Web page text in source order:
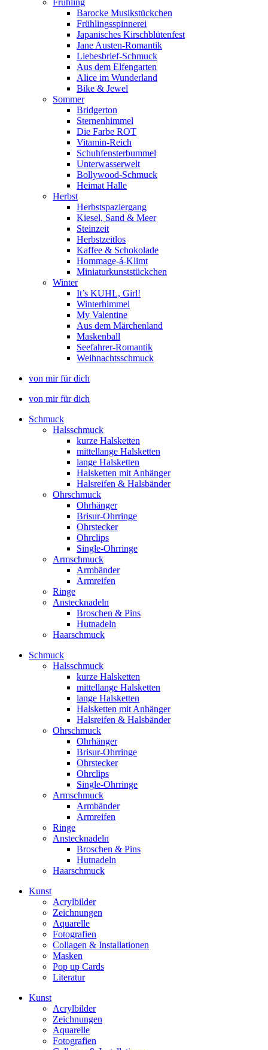
Frühling
Barocke Musikstückchen
Frühlingsspinnerei
Japanisches Kirschblütenfest
Jane Austen-Romantik
Liebesbrief-Schmuck
Aus dem Elfengarten
Alice im Wunderland
Bike & Jewel
Sommer
Bridgerton
Sternenhimmel
Die Farbe ROT
Vitamin-Reich
Schuhfensterbummel
Unterwasserwelt
Bollywood-Schmuck
Heimat Halle
Herbst
Herbstspaziergang
Kiesel, Sand & Meer
Steinzeit
Herbstzeitlos
Kaffee & Schokolade
Hommage-á-Klimt
Miniaturkunststückchen
Winter
It’s KUHL, Girl!
Winterhimmel
My Valentine
Aus dem Märchenland
Maskenball
Seefahrer-Romantik
Weihnachtsschmuck
von mir für dich
von mir für dich
Schmuck
Halsschmuck
kurze Halsketten
mittellange Halsketten
lange Halsketten
Halsketten mit Anhänger
Halsreifen & Halsbänder
Ohrschmuck
Ohrhänger
Brisur-Ohrringe
Ohrstecker
Ohrclips
Single-Ohrringe
Armschmuck
Armbänder
Armreifen
Ringe
Anstecknadeln
Broschen & Pins
Hutnadeln
Haarschmuck
Schmuck
Halsschmuck
kurze Halsketten
mittellange Halsketten
lange Halsketten
Halsketten mit Anhänger
Halsreifen & Halsbänder
Ohrschmuck
Ohrhänger
Brisur-Ohrringe
Ohrstecker
Ohrclips
Single-Ohrringe
Armschmuck
Armbänder
Armreifen
Ringe
Anstecknadeln
Broschen & Pins
Hutnadeln
Haarschmuck
Kunst
Acrylbilder
Zeichnungen
Aquarelle
Fotografien
Collagen & Installationen
Masken
Pop up Cards
Literatur
Kunst
Acrylbilder
Zeichnungen
Aquarelle
Fotografien